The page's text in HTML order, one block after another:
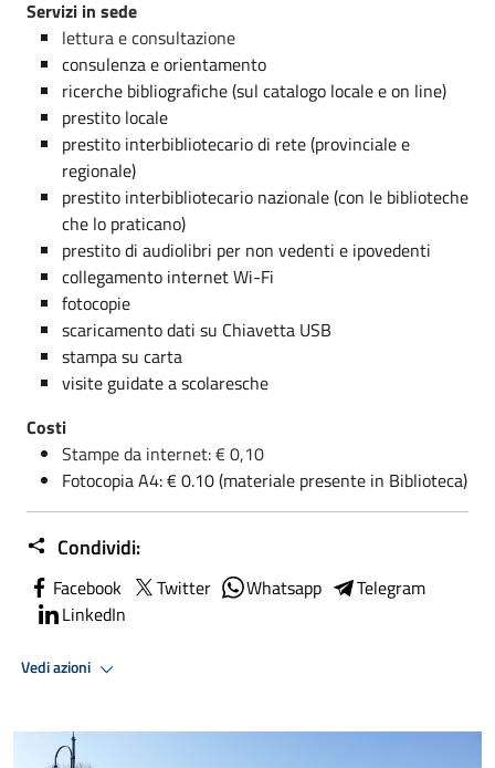
Servizi in sede
lettura e consultazione
consulenza e orientamento
ricerche bibliografiche (sul catalogo locale e on line)
prestito locale
prestito interbibliotecario di rete (provinciale e
regionale)
prestito interbibliotecario nazionale (con le biblioteche
che lo praticano)
prestito di audiolibri per non vedenti e ipovedenti
collegamento internet Wi-Fi
fotocopie
scaricamento dati su Chiavetta USB
stampa su carta
visite guidate a scolaresche
Costi
Stampe da internet: € 0,10
Fotocopia A4: € 0.10 (materiale presente in Biblioteca)
Condividi:
Facebook Twitter Whatsapp
Telegram
LinkedIn
Vedi azioni